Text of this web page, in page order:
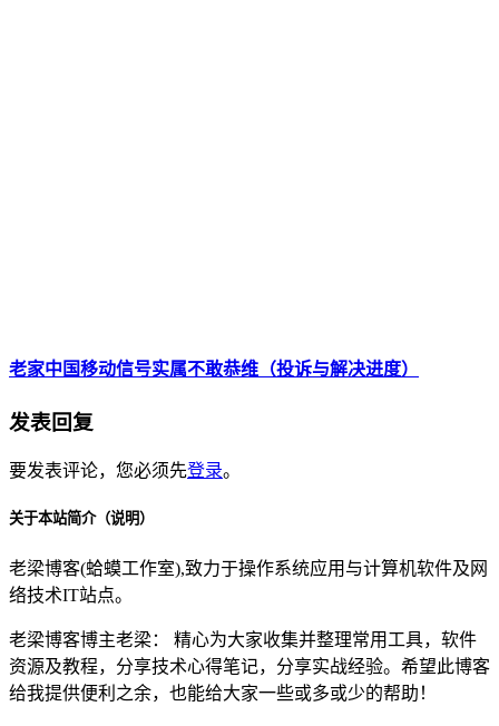
老家中国移动信号实属不敢恭维（投诉与解决进度）
发表回复
要发表评论，您必须先登录。
关于本站简介（说明）
老梁博客(蛤蟆工作室),致力于操作系统应用与计算机软件及网
络技术IT站点。
老梁博客博主老梁： 精心为大家收集并整理常用工具，软件
资源及教程，分享技术心得笔记，分享实战经验。希望此博客
给我提供便利之余，也能给大家一些或多或少的帮助！